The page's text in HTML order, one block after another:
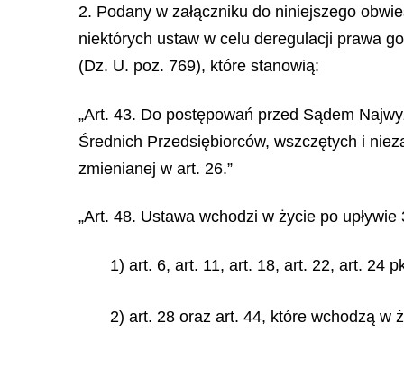
2. Podany w załączniku do niniejszego
niektórych ustaw w celu deregulacji prawa
(Dz. U. poz. 769), które stanowią:
„Art. 43. Do postępowań przed Sądem
Średnich Przedsiębiorców, wszczętych i
zmienianej w art. 26.”
„Art. 48. Ustawa wchodzi w życie po
1) art. 6, art. 11, art. 18, art. 22, art. 24
2) art. 28 oraz art. 44, które wchodzą w